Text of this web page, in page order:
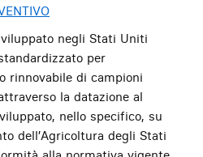
negli Stati Uniti
per
rinnovabile di campioni
la datazione al
nello specifico, su
dell’Agricoltura degli Stati